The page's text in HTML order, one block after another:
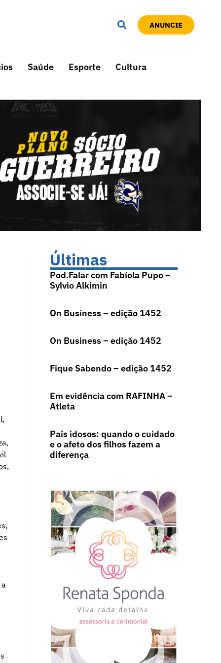
ANUNCIE
Saúde Esporte Cultura
Últimas
Pod.Falar com Fabíola Pupo –
Sylvio Alkimin
On Business – edição 1452
On Business – edição 1452
Fique Sabendo – edição 1452
Em evidência com RAFINHA –
Atleta
Pais idosos: quando o cuidado
e o afeto dos filhos fazem a
diferença